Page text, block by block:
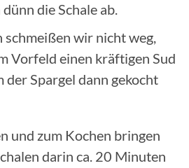
die Schale ab.
schmeißen wir nicht weg,
Vorfeld einen kräftigen Sud
der Spargel dann gekocht
und zum Kochen bringen
darin ca. 20 Minuten